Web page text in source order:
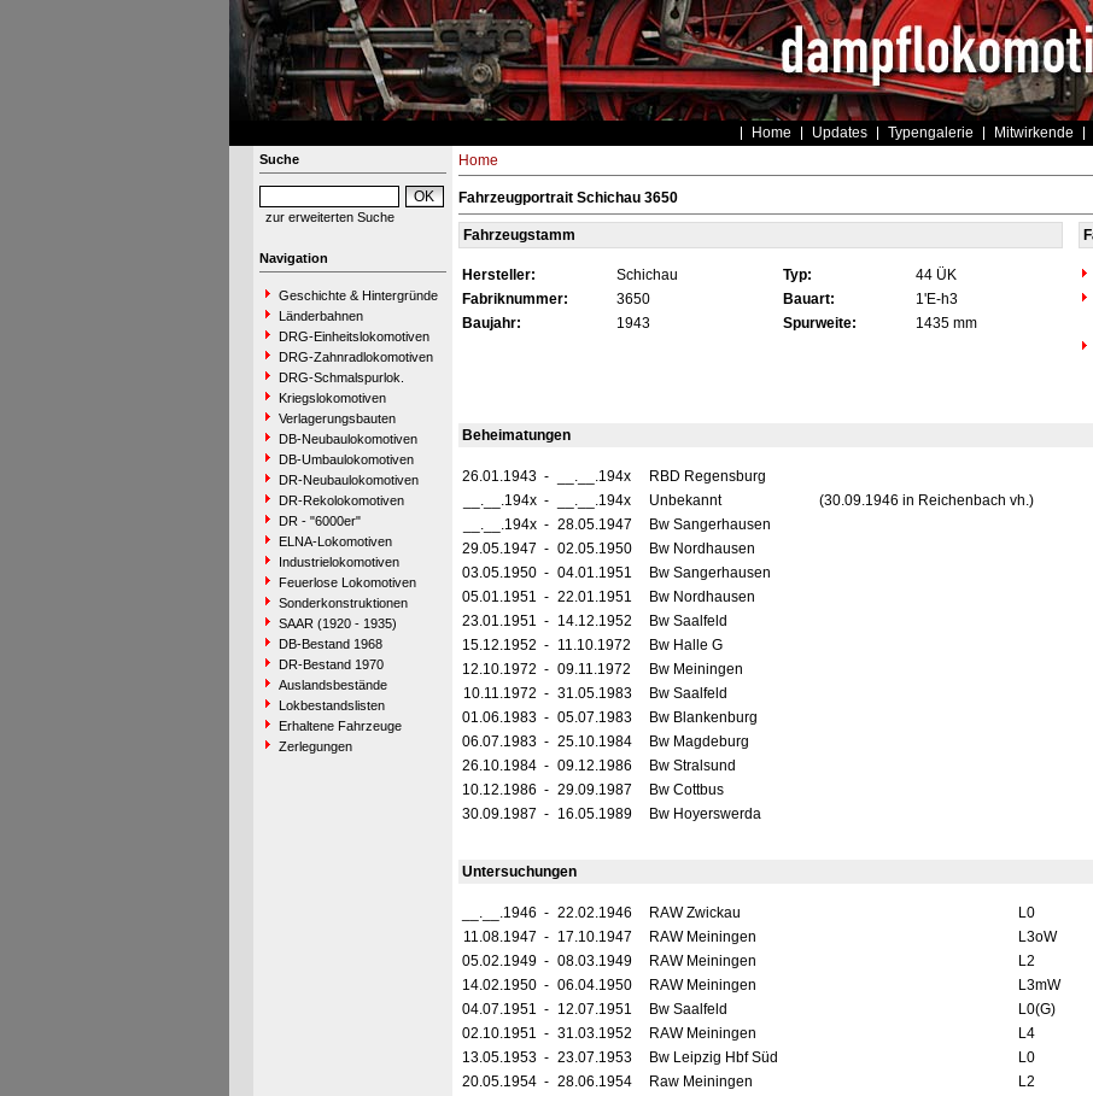
Home Updates Typengalerie Mitwirkende
Suche
zur erweiterten Suche
Navigation
Geschichte & Hintergründe
Länderbahnen
DRG-Einheitslokomotiven
DRG-Zahnradlokomotiven
DRG-Schmalspurlok.
Kriegslokomotiven
Verlagerungsbauten
DB-Neubaulokomotiven
DB-Umbaulokomotiven
DR-Neubaulokomotiven
DR-Rekolokomotiven
DR - "6000er"
ELNA-Lokomotiven
Industrielokomotiven
Feuerlose Lokomotiven
Sonderkonstruktionen
SAAR (1920 - 1935)
DB-Bestand 1968
DR-Bestand 1970
Auslandsbestände
Lokbestandslisten
Erhaltene Fahrzeuge
Zerlegungen
Home
Fahrzeugportrait Schichau 3650
Fahrzeugstamm
Hersteller: Schichau Typ: 44 ÜK
Fabriknummer:
3650 Bauart: 1'E-h3
Baujahr:
1943 Spurweite:
1435 mm
Beheimatungen
26.01.1943 - __.__.194x
RBD Regensburg
__.__.194x - __.__.194x Unbekannt
(30.09.1946 in Reichenbach vh.)
__.__.194x - 28.05.1947
Bw Sangerhausen
29.05.1947 - 02.05.1950
Bw Nordhausen
03.05.1950 - 04.01.1951
Bw Sangerhausen
05.01.1951 - 22.01.1951
Bw Nordhausen
23.01.1951 - 14.12.1952
Bw Saalfeld
15.12.1952 - 11.10.1972
Bw Halle G
12.10.1972 - 09.11.1972
Bw Meiningen
10.11.1972 - 31.05.1983
Bw Saalfeld
01.06.1983 - 05.07.1983
Bw Blankenburg
06.07.1983 - 25.10.1984
Bw Magdeburg
26.10.1984 - 09.12.1986
Bw Stralsund
10.12.1986 - 29.09.1987
Bw Cottbus
30.09.1987 - 16.05.1989 Bw Hoyerswerda
Untersuchungen
__.__.1946 - 22.02.1946 RAW Zwickau L0
11.08.1947 - 17.10.1947 RAW Meiningen L3oW
05.02.1949 - 08.03.1949 RAW Meiningen L2
14.02.1950 - 06.04.1950 RAW Meiningen L3mW
04.07.1951 - 12.07.1951 Bw Saalfeld L0(G)
02.10.1951 - 31.03.1952 RAW Meiningen L4
13.05.1953 - 23.07.1953 Bw Leipzig Hbf Süd L0
20.05.1954 - 28.06.1954 Raw Meiningen L2